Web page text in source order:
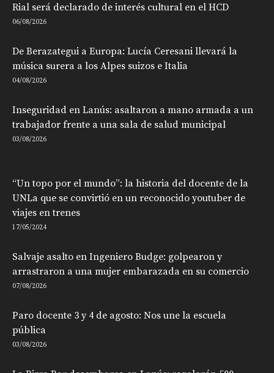
Rial será declarado de interés cultural en el HCD
06/08/2026
De Berazategui a Europa: Lucía Ceresani llevará la
música surera a los Alpes suizos e Italia
04/08/2026
Inseguridad en Lanús: asaltaron a mano armada a un
trabajador frente a una sala de salud municipal
03/08/2026
“Un topo por el mundo”: la historia del docente de la
UNLa que se convirtió en un reconocido youtuber de
viajes en trenes
17/05/2024
Salvaje asalto en Ingeniero Budge: golpearon y
arrastraron a una mujer embarazada en su comercio
07/08/2026
Paro docente 3 y 4 de agosto: Nos une la escuela
pública
03/08/2026